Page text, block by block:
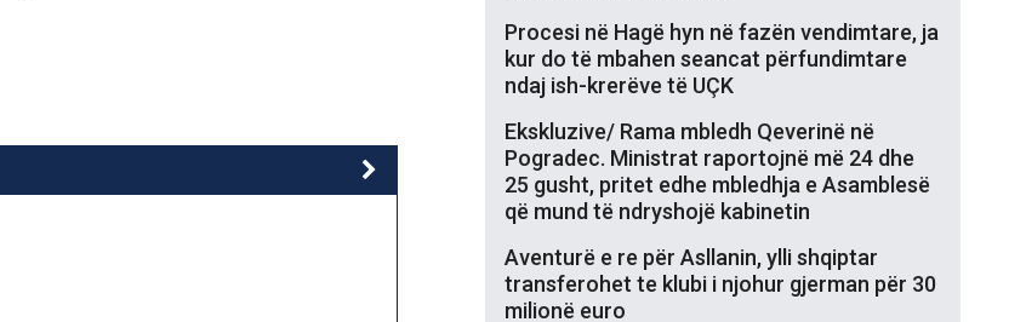
Procesi në Hagë hyn në fazën vendimtare, ja
kur do të mbahen seancat përfundimtare
ndaj ish-krerëve të UÇK
Ekskluzive/ Rama mbledh Qeverinë në
Pogradec. Ministrat raportojnë më 24 dhe
25 gusht, pritet edhe mbledhja e Asamblesë
që mund të ndryshojë kabinetin
Aventurë e re për Asllanin, ylli shqiptar
transferohet te klubi i njohur gjerman për 30
milionë euro